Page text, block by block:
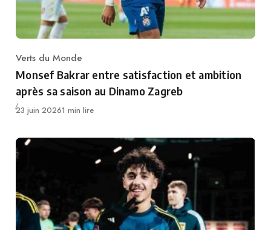
Category
Verts du Monde
Monsef Bakrar entre satisfaction et ambition
après sa saison au Dinamo Zagreb
Publié
23 juin 20261 min lire